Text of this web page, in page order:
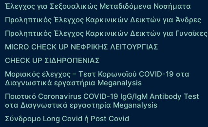
Έλεγχος για Σεξουαλικώς Μεταδιδόμενα Νοσήματα
Προληπτικός Έλεγχος Καρκινικών Δεικτών για Άνδρες
Προληπτικός Έλεγχος Καρκινικών Δεικτών για Γυναίκες
MICRO CHECK UP ΝΕΦΡΙΚΗΣ ΛΕΙΤΟΥΡΓΙΑΣ
CHECK UP ΣΙΔΗΡΟΠΕΝΙΑΣ
Μοριακός έλεγχος – Τεστ Κορωνοϊού COVID-19 στα
Διαγνωστικά εργαστήρια Meganalysis
Ποιοτικό Coronavirus COVID-19 IgG/IgM Antibody Test
στα Διαγνωστικά εργαστηρία Meganalysis
Σύνδρομο Long Covid ή Post Covid